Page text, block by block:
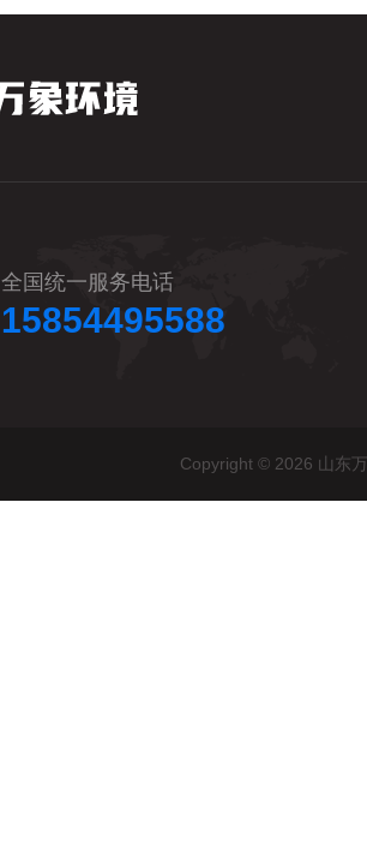
全国统一服务电话
15854495588
Copyright © 2026 山东